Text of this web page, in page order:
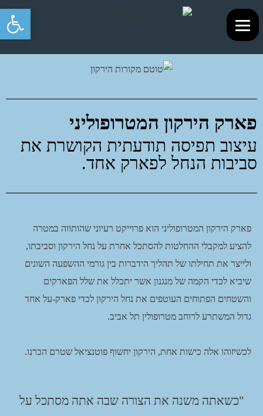
פתח
פארק הירקון המטרופוליני
עיצוב תפיסה תודעתית הקושרת את
סביבות הנחל לפארק אחד.
פארק הירקון המטרופוליני הוא פרוייקט רעיוני שהותווה במטרה
להציע למקבלי ההחלטות להסתכל אחרת על נחל הירקון וסביבתו,
ולייצר את תחילתו של תהליך הידברות בין גורמי ההשפעה השונים
שיביא לכדי הקמה של מנגנון אשר יתכלל את שלל הפארקים
והשטחים הפתוחים העוטפים את נחל הירקון לכדי פארק-על אחד
גדול המשתרע לרוחב מטרופולין תל אביב.
לכשיזוהו אלה כישות אחת, הירקון יחשוף פוטנציאל שטרם הכרנו.
"כשאתה משנה את הצורה שבה אתה מסתכל על